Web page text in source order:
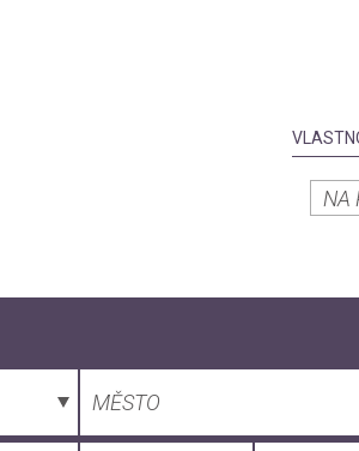
NA
MĚSTO